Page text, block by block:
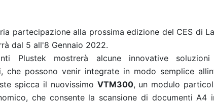
partecipazione alla prossima edizione del CES di
dal 5 all'8 Gennaio 2022.
Plustek mostrerà alcune innovative
che possono venir integrate in modo semplice
spicca il nuovissimo VTM300, un modulo
che consente la scansione di documenti A4